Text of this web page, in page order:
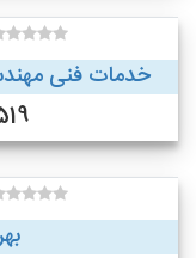
خدمات فنی